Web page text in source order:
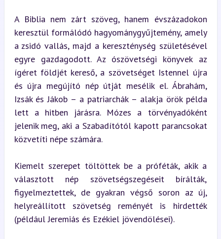
A Biblia nem zárt szöveg, hanem évszázadokon
keresztül formálódó hagyománygyűjtemény, amely
a zsidó vallás, majd a kereszténység születésével
egyre gazdagodott. Az ószövetségi könyvek az
ígéret földjét kereső, a szövetséget Istennel újra
és újra megújító nép útját mesélik el. Ábrahám,
Izsák és Jákob – a patriarchák – alakja örök példa
lett a hitben járásra. Mózes a törvényadóként
jelenik meg, aki a Szabadítótól kapott parancsokat
közvetíti népe számára.
Kiemelt szerepet töltöttek be a próféták, akik a
választott nép szövetségszegéseit bírálták,
figyelmeztettek, de gyakran végső soron az új,
helyreállított szövetség reményét is hirdették
(például Jeremiás és Ezékiel jövendölései).